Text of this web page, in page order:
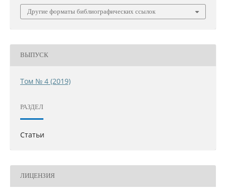
Другие форматы библиографических ссылок
ВЫПУСК
Том № 4 (2019)
РАЗДЕЛ
Статьи
ЛИЦЕНЗИЯ